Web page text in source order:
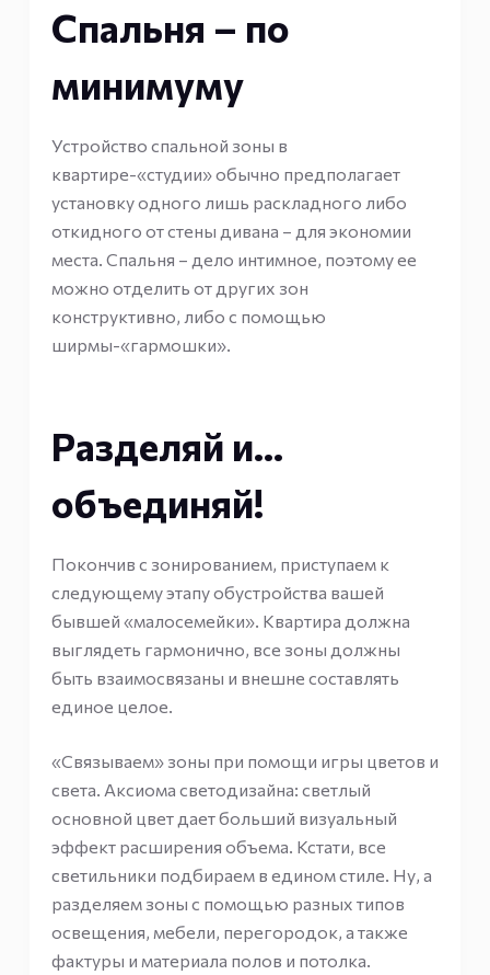
Спальня – по
минимуму
Устройство спальной зоны в
квартире-«студии» обычно предполагает
установку одного лишь раскладного либо
откидного от стены дивана – для экономии
места. Спальня – дело интимное, поэтому ее
можно отделить от других зон
конструктивно, либо с помощью
ширмы-«гармошки».
Разделяй и…
объединяй!
Покончив с зонированием, приступаем к
следующему этапу обустройства вашей
бывшей «малосемейки». Квартира должна
выглядеть гармонично, все зоны должны
быть взаимосвязаны и внешне составлять
единое целое.
«Связываем» зоны при помощи игры цветов и
света. Аксиома светодизайна: светлый
основной цвет дает больший визуальный
эффект расширения объема. Кстати, все
светильники подбираем в едином стиле. Ну, а
разделяем зоны с помощью разных типов
освещения, мебели, перегородок, а также
фактуры и материала полов и потолка.